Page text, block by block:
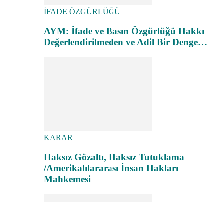
İFADE ÖZGÜRLÜĞÜ
AYM: İfade ve Basın Özgürlüğü Hakkı
Değerlendirilmeden ve Adil Bir Denge…
KARAR
Haksız Gözaltı, Haksız Tutuklama
/Amerikalılararası İnsan Hakları
Mahkemesi